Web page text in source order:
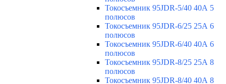
Токосъемник 95JDR-5/40 40А 5
полюсов
Токосъемник 95JDR-6/25 25А 6
полюсов
Токосъемник 95JDR-6/40 40А 6
полюсов
Токосъемник 95JDR-8/25 25А 8
полюсов
Токосъемник 95JDR-8/40 40А 8